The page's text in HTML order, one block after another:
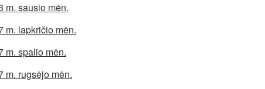
m. sausio mėn.
m. lapkričio mėn.
m. spalio mėn.
m. rugsėjo mėn.